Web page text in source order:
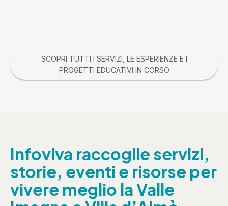
SCOPRI TUTTI I SERVIZI, LE ESPERIENZE E I
PROGETTI EDUCATIVI IN CORSO
Infoviva raccoglie servizi,
storie, eventi e risorse per
vivere meglio la Valle